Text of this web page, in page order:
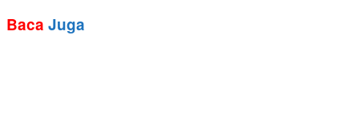
Baca Juga